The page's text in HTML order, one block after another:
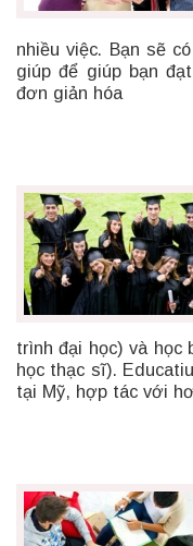
nhiều việc. Bạn sẽ
giúp để giúp bạn
đơn giản hóa
trình đại học) và học
học thạc sĩ).
tại Mỹ, hợp tác với